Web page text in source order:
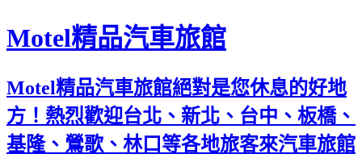
Motel精品汽車旅館
Motel精品汽車旅館絕對是您休息的好地
方！熱烈歡迎台北、新北、台中、板橋、
基隆、鶯歌、林口等各地旅客來汽車旅館